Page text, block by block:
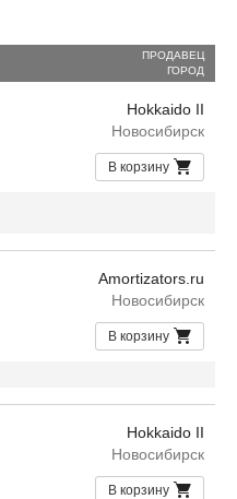
ПРОДАВЕЦ
ГОРОД
Hokkaido II
Новосибирск
В корзину
Amortizators.ru
Новосибирск
В корзину
Hokkaido II
Новосибирск
В корзину